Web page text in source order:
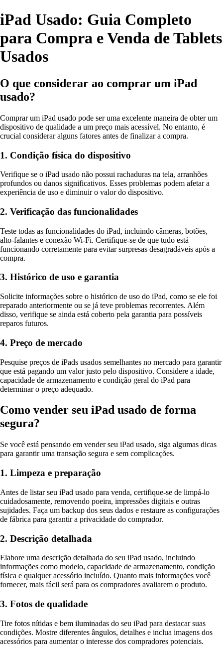
iPad Usado: Guia Completo
para Compra e Venda de Tablets
Usados
O que considerar ao comprar um iPad
usado?
Comprar um iPad usado pode ser uma excelente maneira de obter um
dispositivo de qualidade a um preço mais acessível. No entanto, é
crucial considerar alguns fatores antes de finalizar a compra.
1. Condição física do dispositivo
Verifique se o iPad usado não possui rachaduras na tela, arranhões
profundos ou danos significativos. Esses problemas podem afetar a
experiência de uso e diminuir o valor do dispositivo.
2. Verificação das funcionalidades
Teste todas as funcionalidades do iPad, incluindo câmeras, botões,
alto-falantes e conexão Wi-Fi. Certifique-se de que tudo está
funcionando corretamente para evitar surpresas desagradáveis após a
compra.
3. Histórico de uso e garantia
Solicite informações sobre o histórico de uso do iPad, como se ele foi
reparado anteriormente ou se já teve problemas recorrentes. Além
disso, verifique se ainda está coberto pela garantia para possíveis
reparos futuros.
4. Preço de mercado
Pesquise preços de iPads usados semelhantes no mercado para garantir
que está pagando um valor justo pelo dispositivo. Considere a idade,
capacidade de armazenamento e condição geral do iPad para
determinar o preço adequado.
Como vender seu iPad usado de forma
segura?
Se você está pensando em vender seu iPad usado, siga algumas dicas
para garantir uma transação segura e sem complicações.
1. Limpeza e preparação
Antes de listar seu iPad usado para venda, certifique-se de limpá-lo
cuidadosamente, removendo poeira, impressões digitais e outras
sujidades. Faça um backup dos seus dados e restaure as configurações
de fábrica para garantir a privacidade do comprador.
2. Descrição detalhada
Elabore uma descrição detalhada do seu iPad usado, incluindo
informações como modelo, capacidade de armazenamento, condição
física e qualquer acessório incluído. Quanto mais informações você
fornecer, mais fácil será para os compradores avaliarem o produto.
3. Fotos de qualidade
Tire fotos nítidas e bem iluminadas do seu iPad para destacar suas
condições. Mostre diferentes ângulos, detalhes e inclua imagens dos
acessórios para aumentar o interesse dos compradores potenciais.